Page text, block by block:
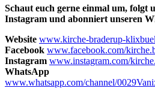
Schaut euch gerne einmal um, folgt
Instagram und abonniert unseren
Website www.kirche-braderup-
Facebook www.facebook.com/
Instagram www.instagram.com/
WhatsApp
www.whatsapp.com/channel/